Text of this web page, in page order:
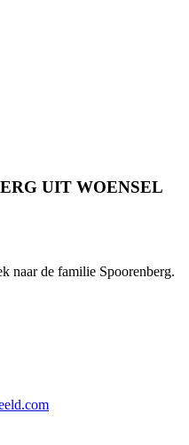
UIT WOENSEL
naar de familie Spoorenberg.